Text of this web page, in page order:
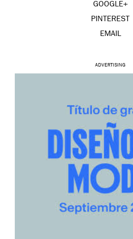
GOOGLE+
PINTEREST
EMAIL
ADVERTISING